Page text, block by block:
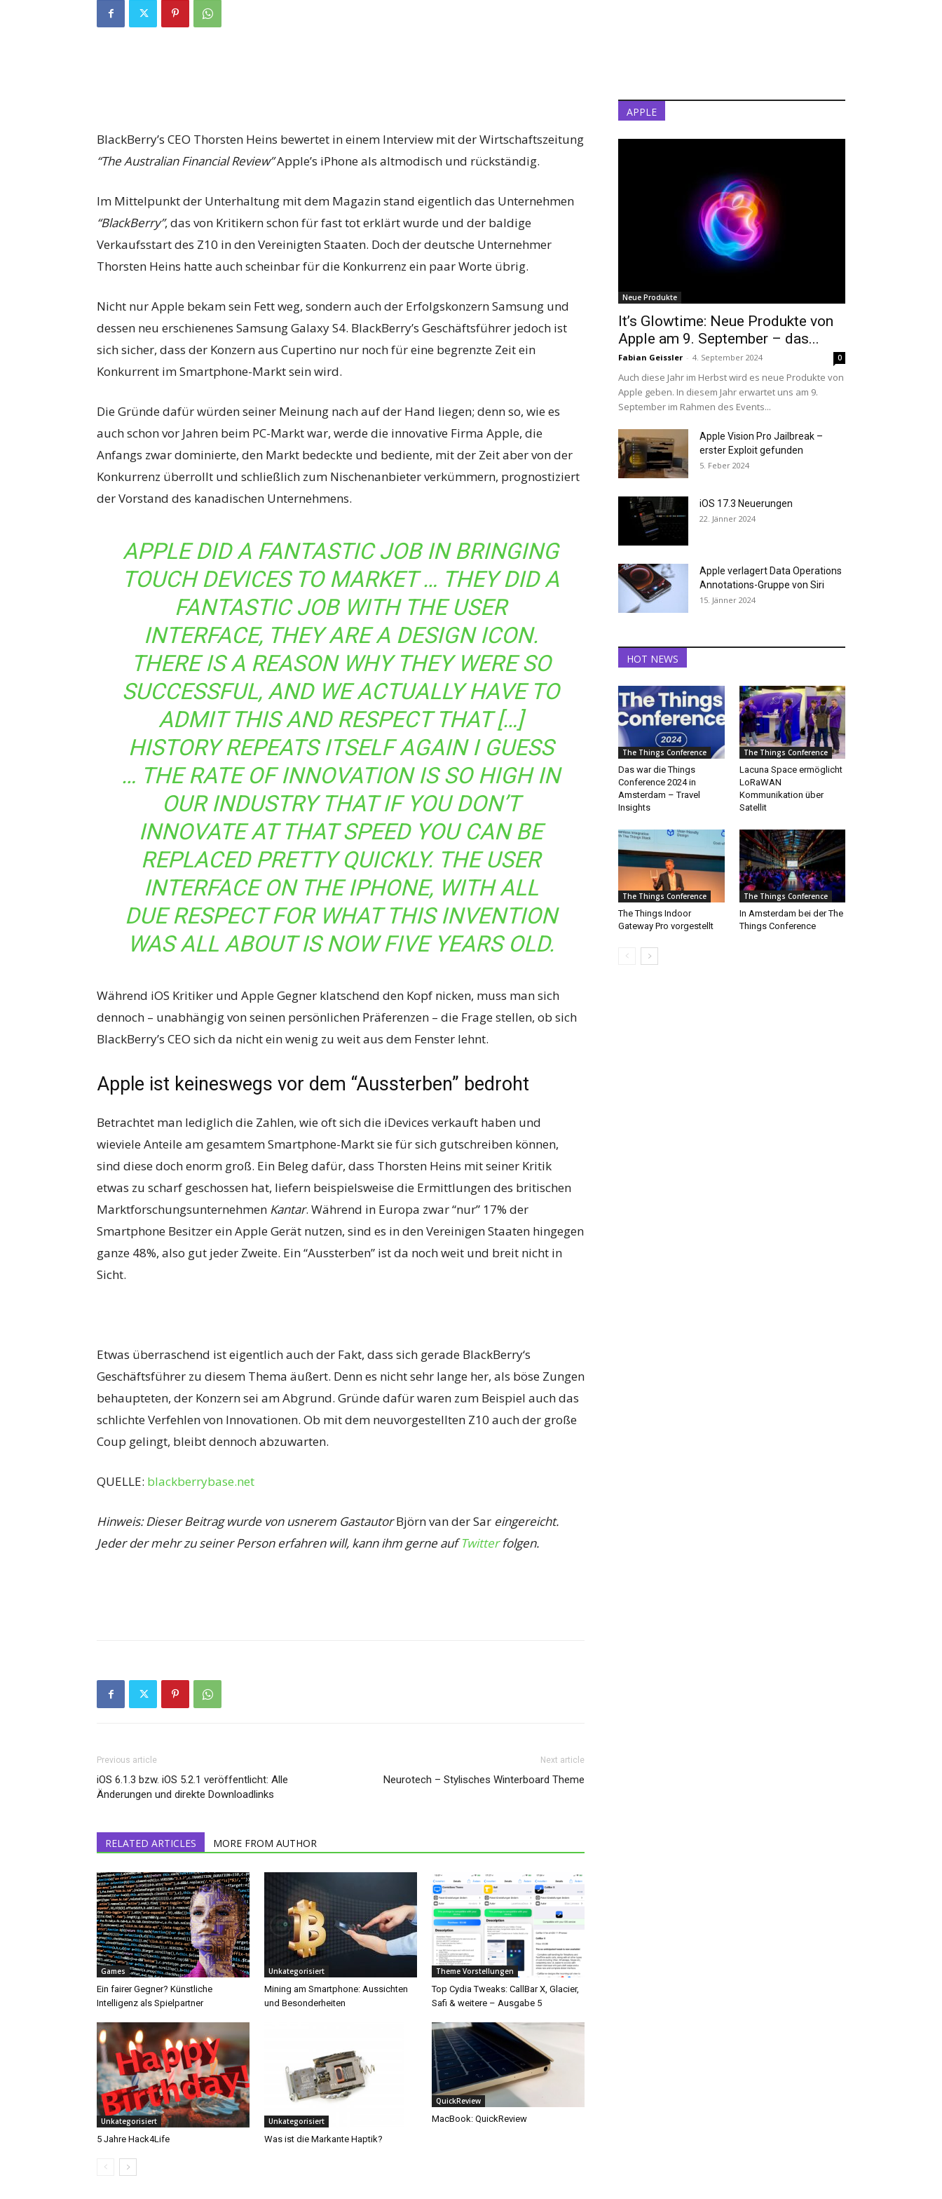
BlackBerry’s CEO Thorsten Heins bewertet in einem Interview mit der Wirtschaftszeitung
“The Australian Financial Review”Apple’s iPhone als altmodisch und rückständig.
Im Mittelpunkt der Unterhaltung mit dem Magazin stand eigentlich das Unternehmen
“BlackBerry”, das von Kritikern schon für fast tot erklärt wurde und der baldige
Verkaufsstart des Z10 in den Vereinigten Staaten. Doch der deutsche Unternehmer
Thorsten Heins hatte auch scheinbar für die Konkurrenz ein paar Worte übrig.
Nicht nur Apple bekam sein Fett weg, sondern auch der Erfolgskonzern Samsung und
dessen neu erschienenes Samsung Galaxy S4. BlackBerry’s Geschäftsführer jedoch ist
sich sicher, dass der Konzern aus Cupertino nur noch für eine begrenzte Zeit ein
Konkurrent im Smartphone-Markt sein wird.
Die Gründe dafür würden seiner Meinung nach auf der Hand liegen; denn so, wie es
auch schon vor Jahren beim PC-Markt war, werde die innovative Firma Apple, die
Anfangs zwar dominierte, den Markt bedeckte und bediente, mit der Zeit aber von der
Konkurrenz überrollt und schließlich zum Nischenanbieter verkümmern, prognostiziert
der Vorstand des kanadischen Unternehmens.
APPLE DID A FANTASTIC JOB IN BRINGING
TOUCH DEVICES TO MARKET … THEY DID A
FANTASTIC JOB WITH THE USER
INTERFACE, THEY ARE A DESIGN ICON.
THERE IS A REASON WHY THEY WERE SO
SUCCESSFUL, AND WE ACTUALLY HAVE TO
ADMIT THIS AND RESPECT THAT […]
HISTORY REPEATS ITSELF AGAIN I GUESS
… THE RATE OF INNOVATION IS SO HIGH IN
OUR INDUSTRY THAT IF YOU DON’T
INNOVATE AT THAT SPEED YOU CAN BE
REPLACED PRETTY QUICKLY. THE USER
INTERFACE ON THE IPHONE, WITH ALL
DUE RESPECT FOR WHAT THIS INVENTION
WAS ALL ABOUT IS NOW FIVE YEARS OLD.
Während iOS Kritiker und Apple Gegner klatschend den Kopf nicken, muss man sich
dennoch – unabhängig von seinen persönlichen Präferenzen – die Frage stellen, ob sich
BlackBerry’s CEO sich da nicht ein wenig zu weit aus dem Fenster lehnt.
Apple ist keineswegs vor dem “Aussterben” bedroht
Betrachtet man lediglich die Zahlen, wie oft sich die iDevices verkauft haben und
wieviele Anteile am gesamtem Smartphone-Markt sie für sich gutschreiben können,
sind diese doch enorm groß. Ein Beleg dafür, dass Thorsten Heins mit seiner Kritik
etwas zu scharf geschossen hat, liefern beispielsweise die Ermittlungen des britischen
Marktforschungsunternehmen Kantar. Während in Europa zwar “nur” 17% der
Smartphone Besitzer ein Apple Gerät nutzen, sind es in den Vereinigen Staaten hingegen
ganze 48%, also gut jeder Zweite. Ein “Aussterben” ist da noch weit und breit nicht in
Sicht.
Etwas überraschend ist eigentlich auch der Fakt, dass sich gerade BlackBerry‘s
Geschäftsführer zu diesem Thema äußert. Denn es nicht sehr lange her, als böse Zungen
behaupteten, der Konzern sei am Abgrund. Gründe dafür waren zum Beispiel auch das
schlichte Verfehlen von Innovationen. Ob mit dem neuvorgestellten Z10 auch der große
Coup gelingt, bleibt dennoch abzuwarten.
QUELLE: blackberrybase.net
Hinweis: Dieser Beitrag wurde von usnerem GastautorBjörn van der Sar eingereicht.
Jeder der mehr zu seiner Person erfahren will, kann ihm gerne aufTwitterfolgen.
Previous article
iOS 6.1.3 bzw. iOS 5.2.1 veröffentlicht: Alle
Änderungen und direkte Downloadlinks
Next article
Neurotech – Stylisches Winterboard Theme
RELATED ARTICLES MORE FROM AUTHOR
Games
Ein fairer Gegner? Künstliche
Intelligenz als Spielpartner
Unkategorisiert
Mining am Smartphone: Aussichten
und Besonderheiten
Theme Vorstellungen
Top Cydia Tweaks: CallBar X, Glacier,
Safi & weitere – Ausgabe 5
Unkategorisiert
5 Jahre Hack4Life
Unkategorisiert
Was ist die Markante Haptik?
QuickReview
MacBook: QuickReview
APPLE
Neue Produkte
It’s Glowtime: Neue Produkte von
Apple am 9. September – das...
Fabian Geissler - 4. September 2024 0
Auch diese Jahr im Herbst wird es neue Produkte von
Apple geben. In diesem Jahr erwartet uns am 9.
September im Rahmen des Events...
Apple Vision Pro Jailbreak –
erster Exploit gefunden
5. Feber 2024
iOS 17.3 Neuerungen
22. Jänner 2024
Apple verlagert Data Operations
Annotations-Gruppe von Siri
15. Jänner 2024
HOT NEWS
The Things Conference
Das war die Things
Conference 2024 in
Amsterdam – Travel
Insights
The Things Conference
Lacuna Space ermöglicht
LoRaWAN
Kommunikation über
Satellit
The Things Conference
The Things Indoor
Gateway Pro vorgestellt
The Things Conference
In Amsterdam bei der The
Things Conference